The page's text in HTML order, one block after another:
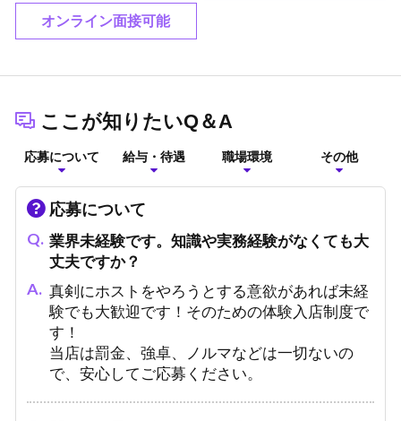
オンライン面接可能
ここが知りたいQ＆A
応募について 給与・待遇 職場環境 その他
応募について
業界未経験です。知識や実務経験がなくても大
丈夫ですか？
真剣にホストをやろうとする意欲があれば未経
験でも大歓迎です！そのための体験入店制度で
す！
当店は罰金、強卓、ノルマなどは一切ないの
で、安心してご応募ください。